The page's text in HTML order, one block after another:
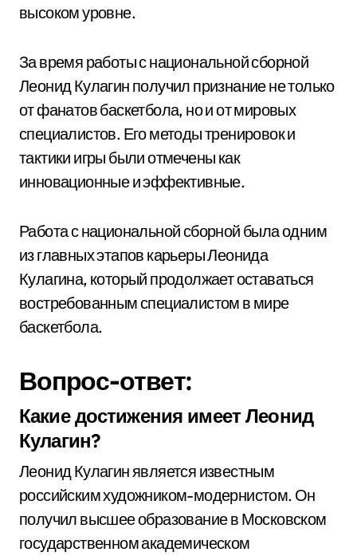
высоком уровне.
За время работы с национальной сборной
Леонид Кулагин получил признание не только
от фанатов баскетбола, но и от мировых
специалистов. Его методы тренировок и
тактики игры были отмечены как
инновационные и эффективные.
Работа с национальной сборной была одним
из главных этапов карьеры Леонида
Кулагина, который продолжает оставаться
востребованным специалистом в мире
баскетбола.
Вопрос-ответ:
Какие достижения имеет Леонид
Кулагин?
Леонид Кулагин является известным
российским художником-модернистом. Он
получил высшее образование в Московском
государственном академическом